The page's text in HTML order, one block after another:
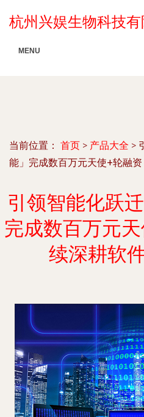
杭州兴娱生物科技有
MENU
当前位置： 首页 > 产品大全 >
能」完成数百万元天使+轮融
引领智能化跃
完成数百万元
续深耕软